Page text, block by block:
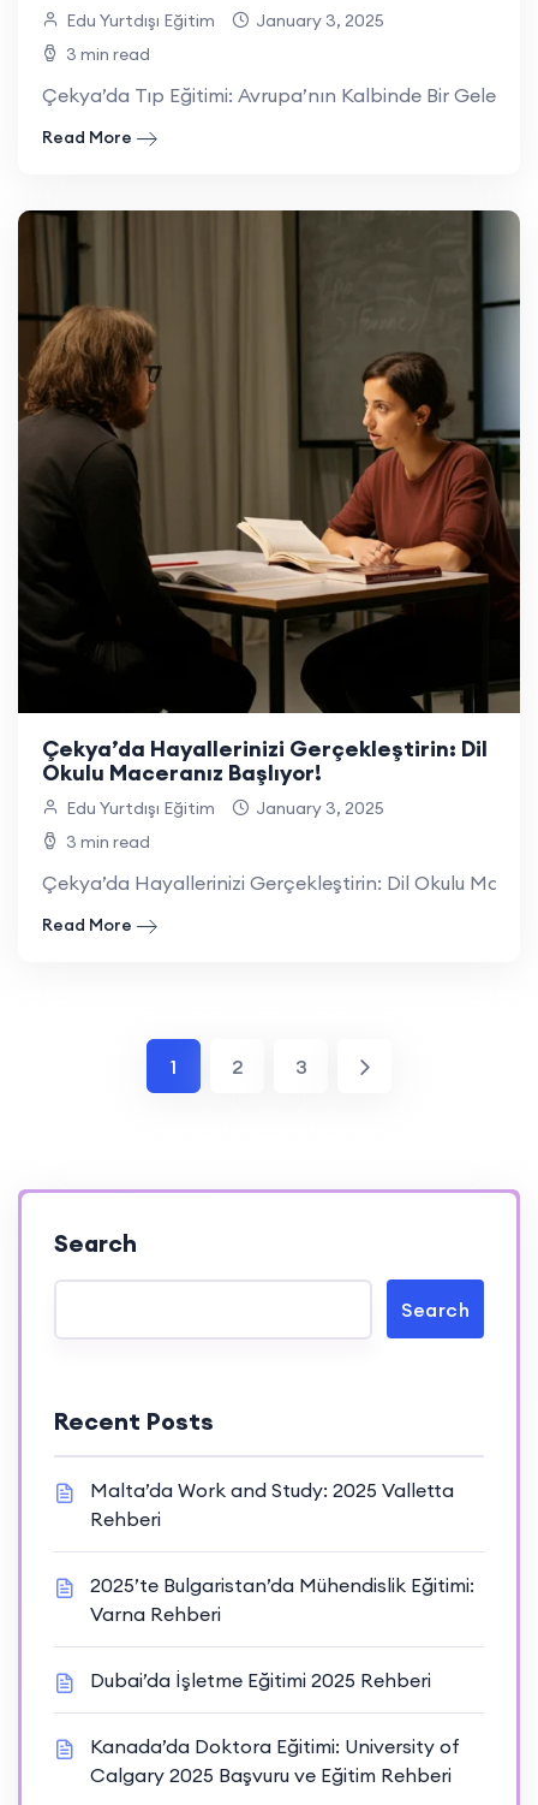
Edu Yurtdışı Eğitim
January 3, 2025
3 min read
Çekya’da Tıp Eğitimi: Avrupa’nın Kalbinde Bir
Read More
Çekya’da Hayallerinizi Gerçekleştirin: Dil
Okulu Maceranız Başlıyor!
Edu Yurtdışı Eğitim
January 3, 2025
3 min read
Çekya’da Hayallerinizi Gerçekleştirin: Dil Okulu
Read More
1 2 3
Search
Search
Recent Posts
Malta’da Work and Study: 2025 Valletta
Rehberi
2025’te Bulgaristan’da Mühendislik Eğitimi:
Varna Rehberi
Dubai’da İşletme Eğitimi 2025 Rehberi
Kanada’da Doktora Eğitimi: University of
Calgary 2025 Başvuru ve Eğitim Rehberi